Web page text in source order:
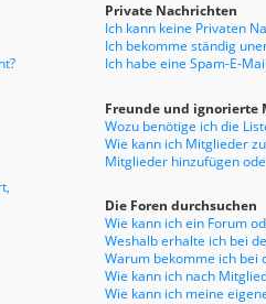
Private Nachrichten
Ich kann keine Privaten
Ich bekomme ständig
Ich habe eine Spam-E-
Freunde und ignorierte
Wozu benötige ich die
Wie kann ich Mitglieder
Mitglieder hinzufügen
Die Foren durchsuchen
Wie kann ich ein Forum
Weshalb erhalte ich bei
Warum bekomme ich bei
Wie kann ich nach
Wie kann ich meine